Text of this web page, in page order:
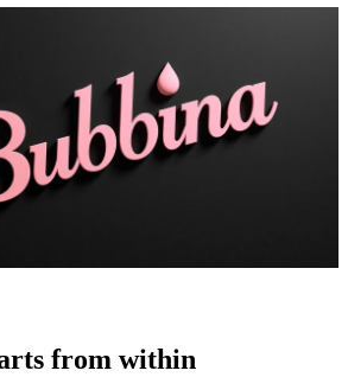
from within